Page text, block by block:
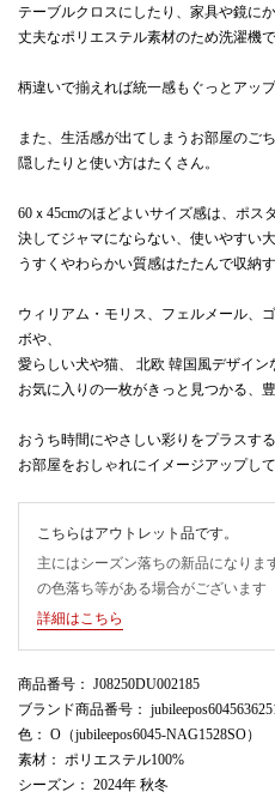
テーブルクロスにしたり、家具や鏡に
丈夫なポリエステル素材のため洗濯機
柄違いで揃えれば統一感もぐっとアップ
また、生活感が出てしまうお部屋のご
隠したりと使い方はたくさん。
60ｘ45cmのほどよいサイズ感は、ポス
決してジャマにならない、使いやすい大
うすくやわらかい質感はたたんで収納
ウィリアム・モリス、フェルメール、
ボや、
愛らしい犬や猫、 北欧 韓国風デザイン
お気に入りの一枚がきっと見つかる、
おうち時間にやさしい彩りをプラスす
お部屋をおしゃれにイメージアップし
こちらはアウトレット品です。
主にはシーズン落ちの新品になり
の色落ち等がある場合がございます
詳細はこちら
商品番号 ： J08250DU002185
ブランド商品番号 ：
色 ： O（jubileepos6045-NAG1528SO）
素材 ： ポリエステル100%
シーズン ： 2024年 秋冬